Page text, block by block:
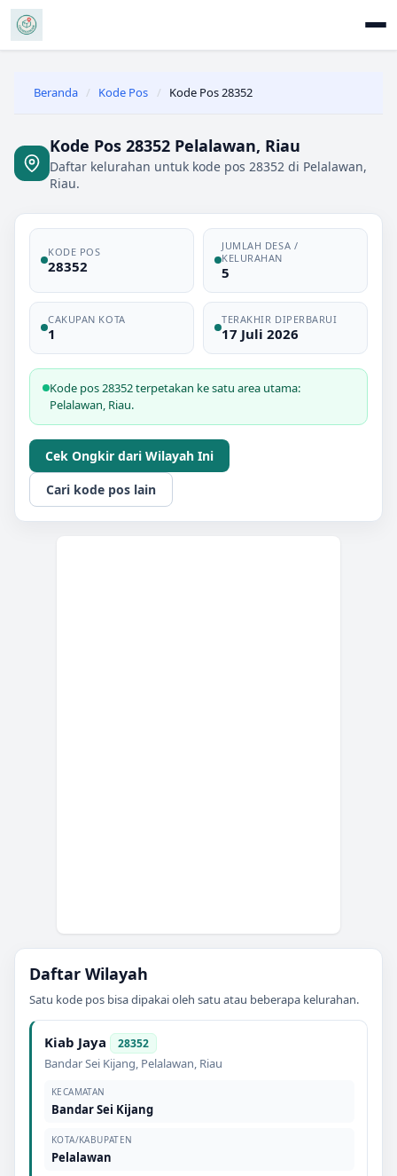
Beranda / Kode Pos / Kode Pos 28352
Kode Pos 28352 Pelalawan, Riau
Daftar kelurahan untuk kode pos 28352 di Pelalawan,
Riau.
KODE POS
28352
JUMLAH DESA /
KELURAHAN
5
CAKUPAN KOTA
1
TERAKHIR DIPERBARUI
17 Juli 2026
Kode pos 28352 terpetakan ke satu area utama:
Pelalawan, Riau.
Cek Ongkir dari Wilayah Ini
Cari kode pos lain
Daftar Wilayah
Satu kode pos bisa dipakai oleh satu atau beberapa kelurahan.
Kiab Jaya 28352
Bandar Sei Kijang, Pelalawan, Riau
KECAMATAN
Bandar Sei Kijang
KOTA/KABUPATEN
Pelalawan